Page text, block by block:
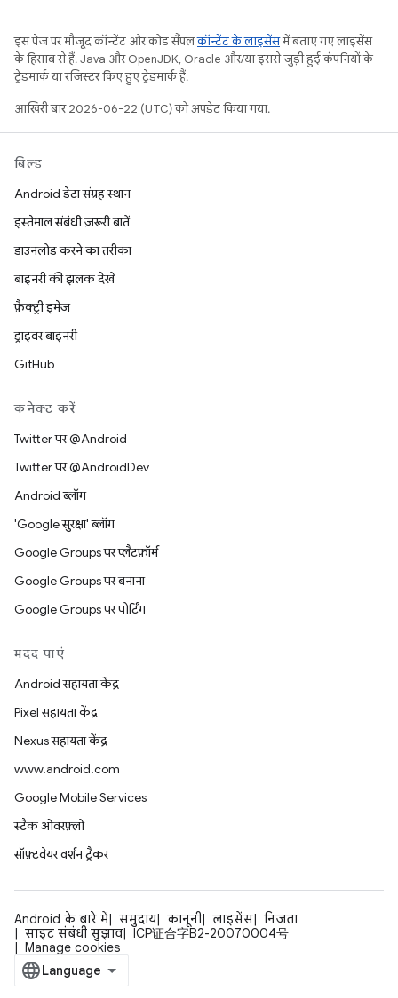
इस पेज पर मौजूद कॉन्टेंट और कोड सैंपलकॉन्टेंट के लाइसेंसमें बताए गए लाइसेंस
के हिसाब से हैं. Java और OpenJDK, Oracle और/या इससे जुड़ी हुई कंपनियों के
ट्रेडमार्क या रजिस्टर किए हुए ट्रेडमार्क हैं.
आखिरी बार 2026-06-22 (UTC) को अपडेट किया गया.
बिल्ड
Android डेटा संग्रह स्थान
इस्तेमाल संबंधी ज़रूरी बातें
डाउनलोड करने का तरीका
बाइनरी की झलक देखें
फ़ैक्ट्री इमेज
ड्राइवर बाइनरी
GitHub
कनेक्ट करें
Twitter पर @Android
Twitter पर @AndroidDev
Android ब्लॉग
'Google सुरक्षा' ब्लॉग
Google Groups पर प्लैटफ़ॉर्म
Google Groups पर बनाना
Google Groups पर पोर्टिंग
मदद पाएं
Android सहायता केंद्र
Pixel सहायता केंद्र
Nexus सहायता केंद्र
www.android.com
Google Mobile Services
स्टैक ओवरफ़्लो
सॉफ़्टवेयर वर्शन ट्रैकर
Android के बारे में समुदाय कानूनी लाइसेंस
निजता
साइट संबंधी सुझाव
ICP证合字B2-20070004号
Manage cookies